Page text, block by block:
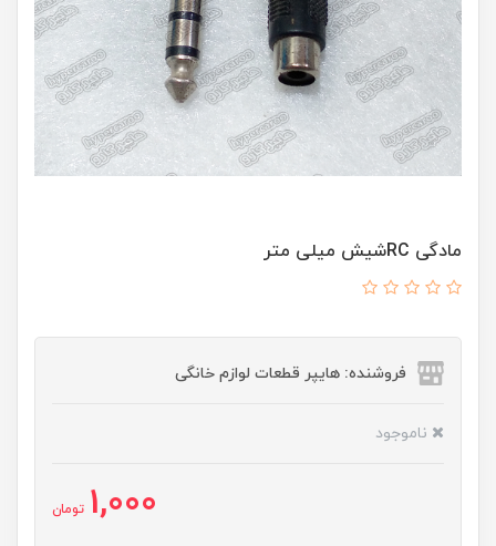
مادگی RCشیش میلی متر
فروشنده: هایپر قطعات لوازم خانگی
ناموجود
1,000 تومان